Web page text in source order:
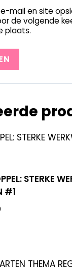
mail en site
de volgende
plaats.
STERKE
#1